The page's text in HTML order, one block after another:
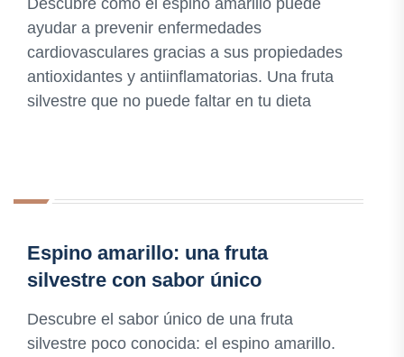
Descubre cómo el espino amarillo puede
ayudar a prevenir enfermedades
cardiovasculares gracias a sus propiedades
antioxidantes y antiinflamatorias. Una fruta
silvestre que no puede faltar en tu dieta
Espino amarillo: una fruta
silvestre con sabor único
Descubre el sabor único de una fruta
silvestre poco conocida: el espino amarillo.